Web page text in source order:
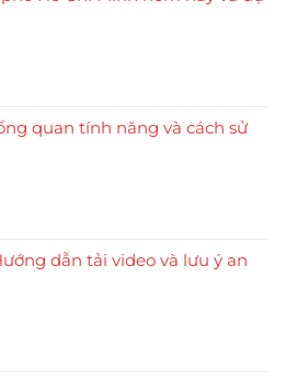
quan tính năng và cách sử
dẫn tải video và lưu ý an